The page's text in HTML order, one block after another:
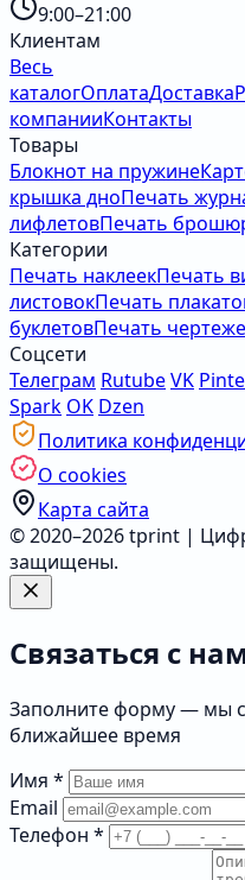
9:00–21:00
Клиентам
Весь
каталогОплатаДоставка
компанииКонтакты
Товары
Блокнот на пружине
крышка дноПечать
лифлетовПечать
Категории
Печать наклеекПечать
листовокПечать
буклетовПечать
Соцсети
Телеграм RutubeVK
Spark OK Dzen
Политика
О cookies
Карта сайта
© 2020–2026 tprint |
защищены.
Связаться с
Заполните форму — мы
ближайшее время
Имя *
Email
Телефон *